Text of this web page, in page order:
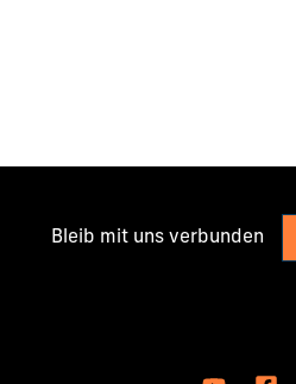
Bleib mit uns verbunden